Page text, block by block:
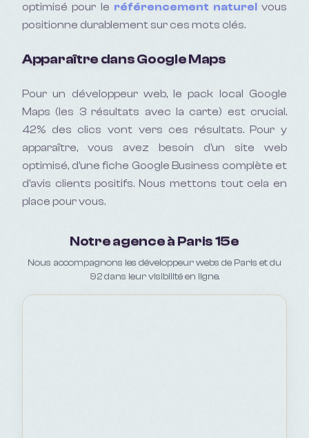
optimisé pour le référencement naturelvous
positionne durablement sur ces mots clés.
Apparaître dans Google Maps
Pour un développeur web, le pack local Google
Maps (les 3 résultats avec la carte) est crucial.
42% des clics vont vers ces résultats. Pour y
apparaître, vous avez besoin d'un site web
optimisé, d'une fiche Google Business complète et
d'avis clients positifs. Nous mettons tout cela en
place pour vous.
Notre agence à Paris 15e
Nous accompagnons les développeur webs de Paris et du
92 dans leur visibilité en ligne.